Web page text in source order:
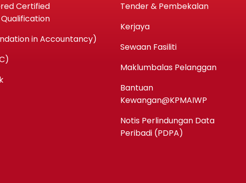
Certified
in Accountancy)
Tender & Pembekalan
Kerjaya
Sewaan Fasiliti
Maklumbalas Pelanggan
Bantuan
Kewangan@KPMAIWP
Notis Perlindungan Data
Peribadi (PDPA)